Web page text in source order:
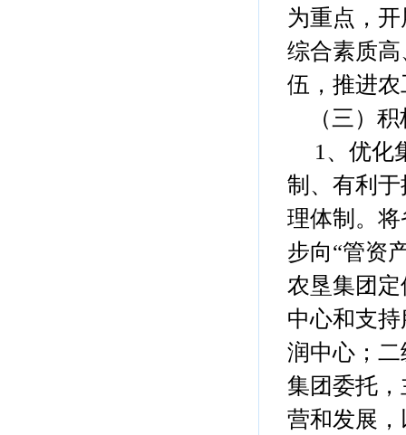
为重点，
综合素质
伍，推进
（三）积
1、优化
制、有利
理体制。
步向“管资
农垦集团
中心和支
润中心；
集团委托
营和发展